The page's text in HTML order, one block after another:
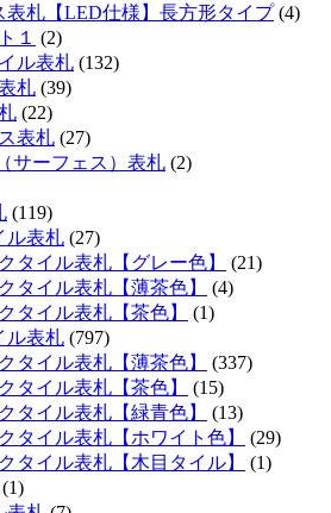
表札【LED仕様】長方形タイプ(4)
１
(2)
ル表札 (132)
札 (39)
(22)
表札 (27)
サーフェス）表札 (2)
(119)
ル表札 (27)
タイル表札【グレー色】
(21)
タイル表札【薄茶色】
(4)
タイル表札【茶色】
(1)
ル表札 (797)
タイル表札【薄茶色】
(337)
タイル表札【茶色】
(15)
タイル表札【緑青色】
(13)
タイル表札【ホワイト色】
(29)
タイル表札【木目タイル】
(1)
(1)